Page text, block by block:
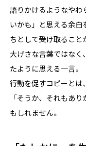
語りかけるようなやわ
いかも」と思える余
ちとして受け取ること
大げさな言葉ではなく
たように思える一言。
行動を促すコピーとは
「そうか、それもあ
もしれません。